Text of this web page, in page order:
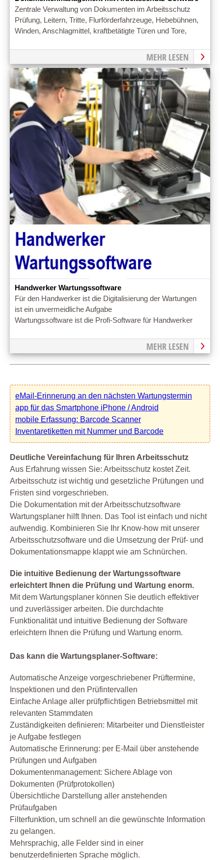
Zentrale Verwaltung von Dokumenten im Arbeitsschutz
Prüfung, Leitern, Tritte, Flurförderfahrzeuge, Hebebühnen,
Winden, Anschlagmittel, kraftbetätigte Türen und Tore,
MEHR LESEN
Handwerker Wartungssoftware
Für den Handwerker ist die Digitalisierung der Wartungen
ist ein unvermeidliche Aufgabe
Wartungssoftware ist die Profi-Software für Handwerker
MEHR LESEN
eMail-Erinnerung an den nächsten Wartungstermin
app für das Smartphone iPhone / Android
mobile Erfassung: Barcode Scanner
Inventaretiketten mit Nummer und Barcode
Deutliche Vereinfachung für Ihren Arbeitsschutz
Aus Erfahrung wissen Sie: Arbeitsschutz kostet Zeit.
Arbeitsschutz ist wichtig und gesetzliche Prüfungen und
Fristen sind vorgeschrieben.
Die Dokumentation mit der Arbeitsschutzsoftware
Wartungsplaner hilft Ihnen. Das Tool ist einfach und nicht
aufwendig. Kombinieren Sie Ihr Know-how mit unserer
Arbeitsschutzsoftware und die Umsetzung der Prüf- und
Dokumentationsmappe klappt wie am Schnürchen.
Die intuitive Bedienung der Wartungssoftware
erleichtert Ihnen die Prüfung und Wartung enorm.
Mit dem Wartungsplaner können Sie deutlich effektiver
und zuverlässiger arbeiten. Die durchdachte
Funktionalität und intuitive Bedienung der Software
erleichtern Ihnen die Prüfung und Wartung enorm.
Das kann die Wartungsplaner-Software:
Automatische Anzeige vorgeschriebener Prüftermine,
Inspektionen und den Prüfintervallen
Einfache Anlage aller prüfpflichtigen Betriebsmittel mit
relevanten Stammdaten
Zuständigkeiten definieren: Mitarbeiter und Dienstleister
je Aufgabe festlegen
Automatische Erinnerung: per E-Mail über anstehende
Prüfungen und Aufgaben
Dokumentenmanagement: Sichere Ablage von
Dokumenten (Prüfprotokollen)
Übersichtliche Darstellung aller anstehenden
Prüfaufgaben
Filterfunktion, um schnell an die gewünschte Information
zu gelangen.
Mehrsprachig, alle Felder sind in einer
benutzerdefinierten Sprache möglich.